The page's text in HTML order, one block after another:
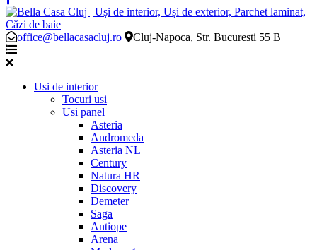
office@bellacasacluj.ro Cluj-Napoca, Str. Bucuresti 55 B
Usi de interior
Tocuri usi
Usi panel
Asteria
Andromeda
Asteria NL
Century
Natura HR
Discovery
Demeter
Saga
Antiope
Arena